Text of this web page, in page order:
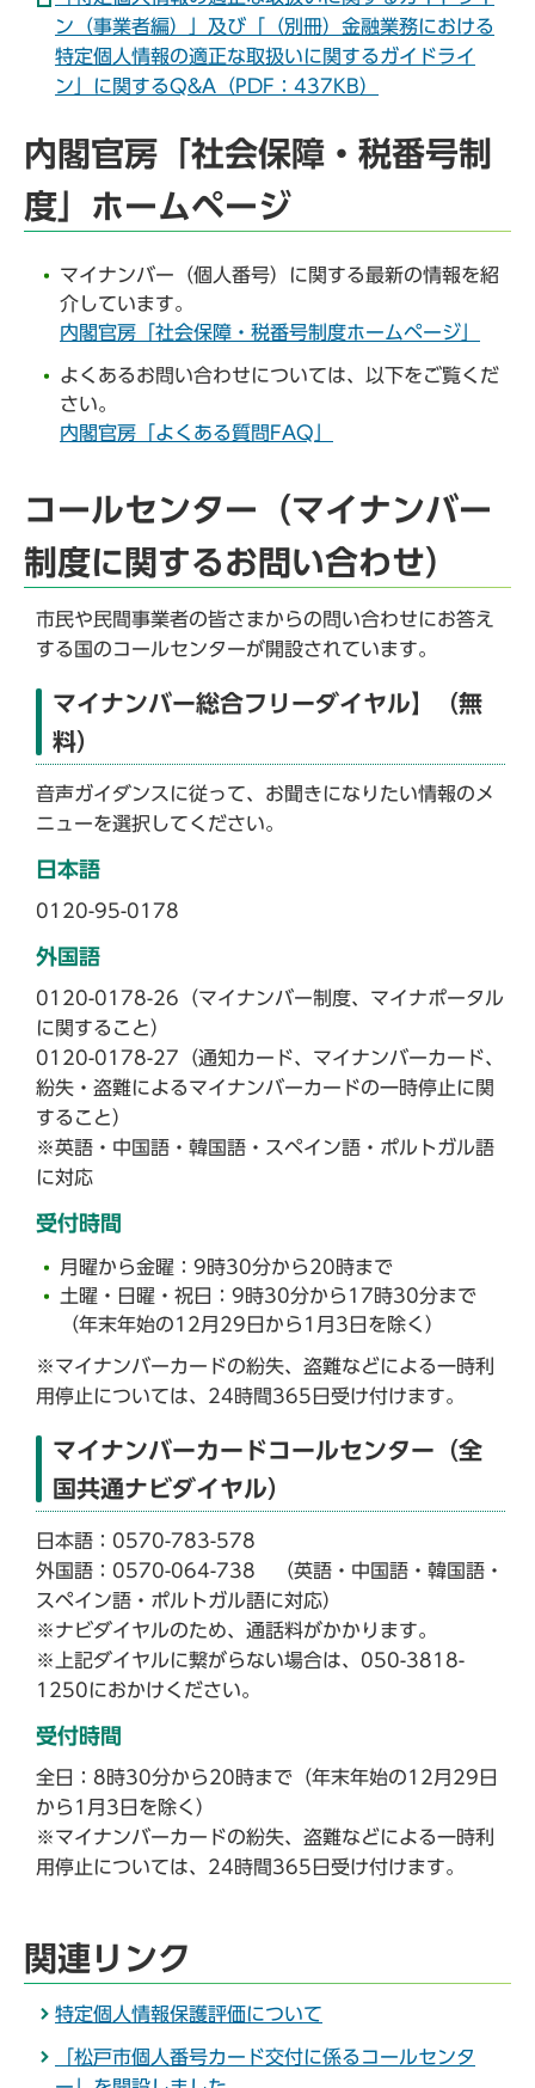
ン（事業者編）」及び「（別冊）金融業務における
特定個人情報の適正な取扱いに関するガイドライ
ン」に関するQ&A（PDF：437KB）
内閣官房「社会保障・税番号制
度」ホームページ
マイナンバー（個人番号）に関する最新の情報を紹
介しています。
内閣官房「社会保障・税番号制度ホームページ」
よくあるお問い合わせについては、以下をご覧くだ
さい。
内閣官房「よくある質問FAQ」
コールセンター（マイナンバー
制度に関するお問い合わせ）
市民や民間事業者の皆さまからの問い合わせにお答え
する国のコールセンターが開設されています。
マイナンバー総合フリーダイヤル】（無
料）
音声ガイダンスに従って、お聞きになりたい情報のメ
ニューを選択してください。
日本語
0120-95-0178
外国語
0120-0178-26（マイナンバー制度、マイナポータル
に関すること）
0120-0178-27（通知カード、マイナンバーカード、
紛失・盗難によるマイナンバーカードの一時停止に関
すること）
※英語・中国語・韓国語・スペイン語・ポルトガル語
に対応
受付時間
月曜から金曜：9時30分から20時まで
土曜・日曜・祝日：9時30分から17時30分まで
（年末年始の12月29日から1月3日を除く）
※マイナンバーカードの紛失、盗難などによる一時利
用停止については、24時間365日受け付けます。
マイナンバーカードコールセンター（全
国共通ナビダイヤル）
日本語：0570-783-578
外国語：0570-064-738 （英語・中国語・韓国語・
スペイン語・ポルトガル語に対応）
※ナビダイヤルのため、通話料がかかります。
※上記ダイヤルに繋がらない場合は、050-3818-
1250におかけください。
受付時間
全日：8時30分から20時まで（年末年始の12月29日
から1月3日を除く）
※マイナンバーカードの紛失、盗難などによる一時利
用停止については、24時間365日受け付けます。
関連リンク
特定個人情報保護評価について
「松戸市個人番号カード交付に係るコールセンタ